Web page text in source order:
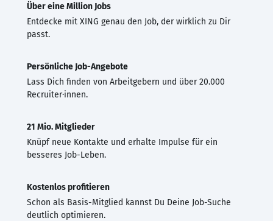
Über eine Million Jobs
Entdecke mit XING genau den Job, der wirklich zu Dir
passt.
Persönliche Job-Angebote
Lass Dich finden von Arbeitgebern und über 20.000
Recruiter·innen.
21 Mio. Mitglieder
Knüpf neue Kontakte und erhalte Impulse für ein
besseres Job-Leben.
Kostenlos profitieren
Schon als Basis-Mitglied kannst Du Deine Job-Suche
deutlich optimieren.